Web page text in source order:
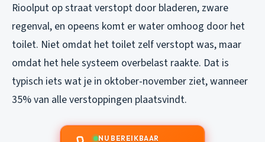
Rioolput op straat verstopt door bladeren, zware
regenval, en opeens komt er water omhoog door het
toilet. Niet omdat het toilet zelf verstopt was, maar
omdat het hele systeem overbelast raakte. Dat is
typisch iets wat je in oktober-november ziet, wanneer
35% van alle verstoppingen plaatsvindt.
NU BEREIKBAAR